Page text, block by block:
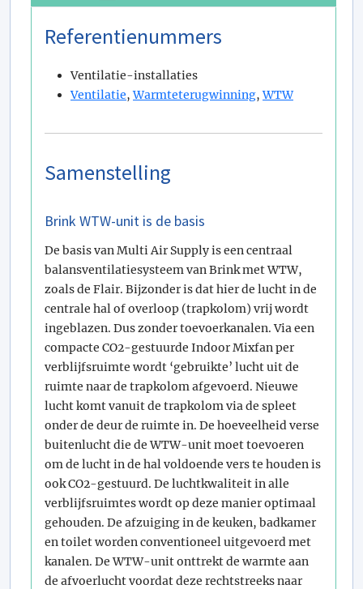
Referentienummers
Ventilatie-installaties
Ventilatie,Warmteterugwinning,WTW
Samenstelling
Brink WTW-unit is de basis
De basis van Multi Air Supply is een centraal
balansventilatiesysteem van Brink met WTW,
zoals de Flair. Bijzonder is dat hier de lucht in de
centrale hal of overloop (trapkolom) vrij wordt
ingeblazen. Dus zonder toevoerkanalen. Via een
compacte CO2-gestuurde Indoor Mixfan per
verblijfsruimte wordt ‘gebruikte’ lucht uit de
ruimte naar de trapkolom afgevoerd. Nieuwe
lucht komt vanuit de trapkolom via de spleet
onder de deur de ruimte in. De hoeveelheid verse
buitenlucht die de WTW-unit moet toevoeren
om de lucht in de hal voldoende vers te houden is
ook CO2-gestuurd. De luchtkwaliteit in alle
verblijfsruimtes wordt op deze manier optimaal
gehouden. De afzuiging in de keuken, badkamer
en toilet worden conventioneel uitgevoerd met
kanalen. De WTW-unit onttrekt de warmte aan
de afvoerlucht voordat deze rechtstreeks naar